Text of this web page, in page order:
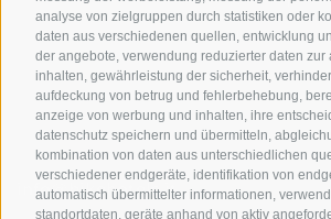
analyse von zielgruppen durch statistiken oder
daten aus verschiedenen quellen, entwicklung
der angebote, verwendung reduzierter daten zur
inhalten, gewährleistung der sicherheit,
aufdeckung von betrug und fehlerbehebung,
anzeige von werbung und inhalten, ihre
datenschutz speichern und übermitteln,
kombination von daten aus unterschiedlichen
verschiedener endgeräte, identifikation von
automatisch übermittelter informationen,
standortdaten, geräte anhand von aktiv
Tourenzentrale
info@bikehotels.it